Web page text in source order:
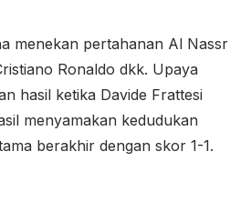
menekan pertahanan Al Nassr
Ronaldo dkk. Upaya
hasil ketika Davide Frattesi
menyamakan kedudukan
berakhir dengan skor 1-1.